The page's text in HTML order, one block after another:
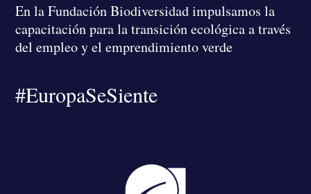
En la Fundación Biodiversidadimpulsamos la
capacitación para la transición ecológica a través
del empleo y el emprendimiento verde
#EuropaSeSiente